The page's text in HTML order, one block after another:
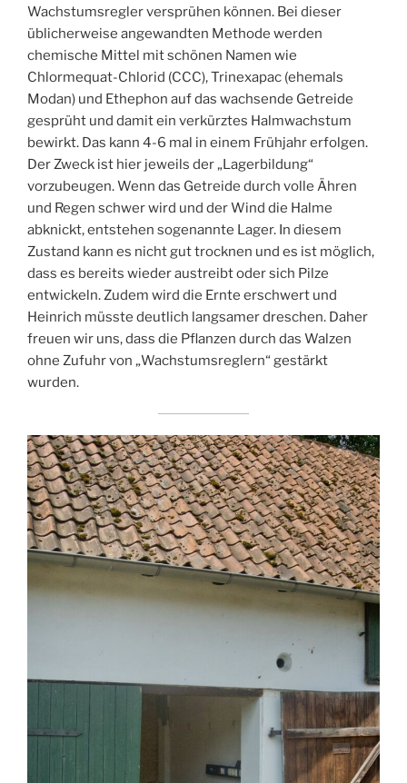
Wachstumsregler versprühen können. Bei dieser
üblicherweise angewandten Methode werden
chemische Mittel mit schönen Namen wie
Chlormequat-Chlorid (CCC), Trinexapac (ehemals
Modan) und Ethephon auf das wachsende Getreide
gesprüht und damit ein verkürztes Halmwachstum
bewirkt. Das kann 4-6 mal in einem Frühjahr erfolgen.
Der Zweck ist hier jeweils der „Lagerbildung“
vorzubeugen. Wenn das Getreide durch volle Ähren
und Regen schwer wird und der Wind die Halme
abknickt, entstehen sogenannte Lager. In diesem
Zustand kann es nicht gut trocknen und es ist möglich,
dass es bereits wieder austreibt oder sich Pilze
entwickeln. Zudem wird die Ernte erschwert und
Heinrich müsste deutlich langsamer dreschen. Daher
freuen wir uns, dass die Pflanzen durch das Walzen
ohne Zufuhr von „Wachstumsreglern“ gestärkt
wurden.